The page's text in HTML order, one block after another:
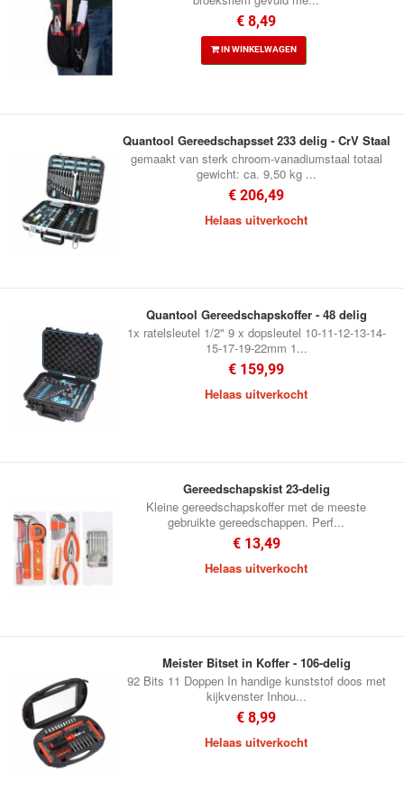
€ 8,49
IN WINKELWAGEN
Quantool Gereedschapsset 233 delig - CrV Staal
gemaakt van sterk chroom-vanadiumstaal totaal
gewicht: ca. 9,50 kg ...
€ 206,49
Helaas uitverkocht
Quantool Gereedschapskoffer - 48 delig
1x ratelsleutel 1/2" 9 x dopsleutel 10-11-12-13-14-
15-17-19-22mm 1...
€ 159,99
Helaas uitverkocht
Gereedschapskist 23-delig
Kleine gereedschapskoffer met de meeste
gebruikte gereedschappen. Perf...
€ 13,49
Helaas uitverkocht
Meister Bitset in Koffer - 106-delig
92 Bits 11 Doppen In handige kunststof doos met
kijkvenster Inhou...
€ 8,99
Helaas uitverkocht